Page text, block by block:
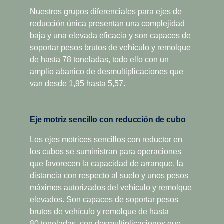
dispone de dos relaciones súper cortas para vehículos
que circulan a baja velocidad. Se ha diseñado para
generar un menor consumo y ha demostrado estar
especialmente indicada para el transporte de larga
distancia y regional, así como para aplicaciones de
construcción pesadas. Las versiones de sobremarcha
ofrecen una mayor capacidad de par, además de la
Retarder, así como una gran variedad de tomas de
cambios de doble gama con split.
mejorar la lubricación de los engranajes y reducir las
pérdidas internas.
Además, la plataforma presenta un nuevo diseño
geométrico compacto, así como una carcasa de aluminio
fundido de bajo peso, lo que genera niveles de sonido
significativamente más bajos y un peso reducido de los
paradas de mantenimiento, gracias a un intervalo de
optimización de su economía de funcionamiento total.
Nuestros grupos diferenciales para ejes de
reducción única presentan una complejidad
baja y una elevada eficacia y son capaces de
soportar pesos brutos de vehículo y remolque
de hasta 78 toneladas, todo ello con un
amplio abanico de desmultiplicaciones que
van desde 1,95 hasta 5,57.
Eje motriz sencillo con reducción de cubo
Los ejes motrices sencillos con reductor en
los cubos se suministran para operaciones
que favorecen la capacidad de arranque, la
distancia con respecto al suelo y unos pesos
máximos autorizados del vehículo y remolque
elevados. Son capaces de soportar pesos
brutos de vehículo y remolque de hasta